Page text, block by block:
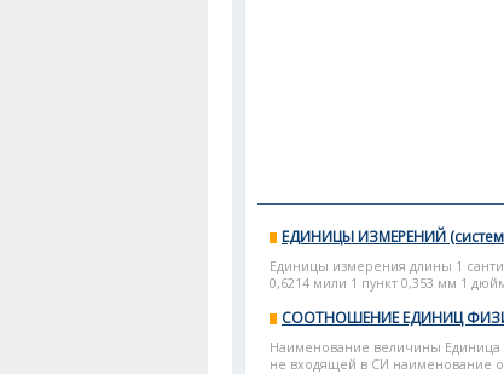
ЕДИНИЦЫ ИЗМЕРЕНИЙ
Единицы измерения длины 1
0,6214 мили 1 пункт 0,353 мм 1
СООТНОШЕНИЕ ЕДИНИЦ
Наименование величины
не входящей в СИ наименование